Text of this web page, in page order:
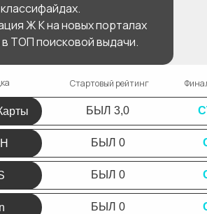
Ж К на новых порталах
ТОП поисковой выдачи.
БЫЛ 0
БЫЛ 0
БЫЛ 0
БЫЛ 3,0
Стартовый рейтинг